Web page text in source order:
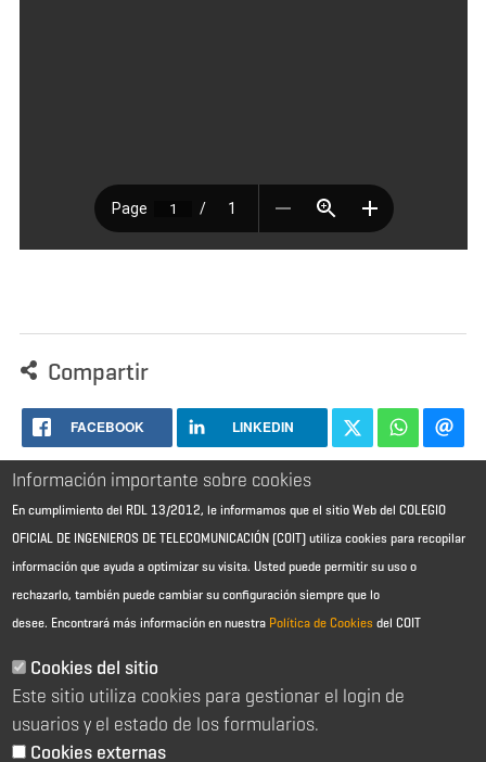
Compartir
FACEBOOK LINKEDIN
Aviso Legal - Información general
Política de cookies
Política de reembolso
Sitemap
Información importante sobre cookies
En cumplimiento del RDL 13/2012, le informamos que el sitio Web del COLEGIO
OFICIAL DE INGENIEROS DE TELECOMUNICACIÓN (COIT) utiliza cookies para recopilar
información que ayuda a optimizar su visita. Usted puede permitir su uso o
rechazarlo, también puede cambiar su configuración siempre que lo
desee. Encontrará más información en nuestra Política de Cookies del COIT
Cookies del sitio
Este sitio utiliza cookies para gestionar el login de
usuarios y el estado de los formularios.
Cookies externas